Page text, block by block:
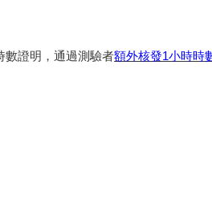
數證明，通過測驗者額外核發1小時時